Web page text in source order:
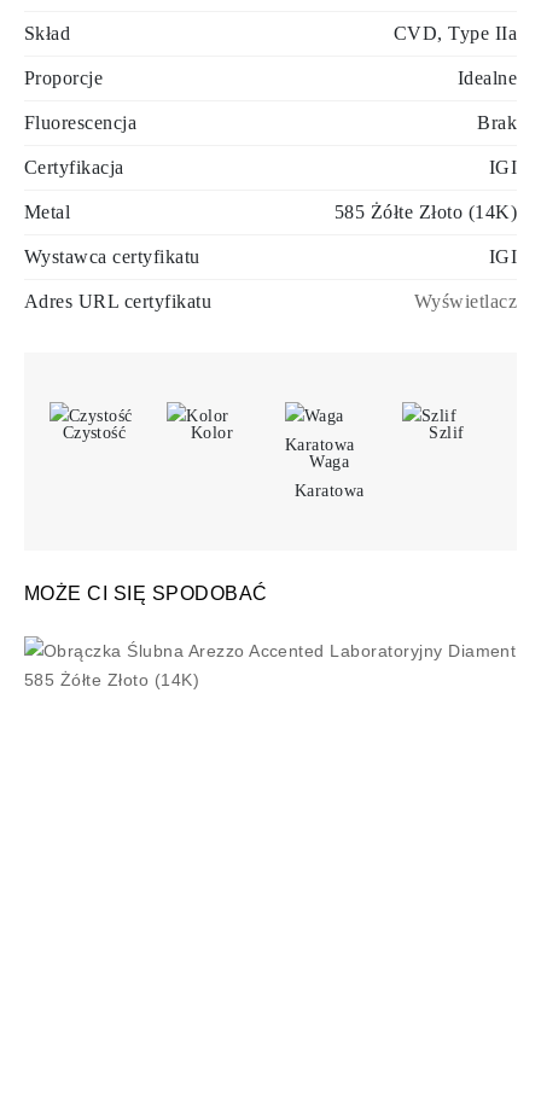
Skład CVD, Type IIa
Proporcje Idealne
Fluorescencja Brak
Certyfikacja IGI
Metal 585 Żółte Złoto (14K)
Wystawca certyfikatu IGI
Adres URL certyfikatu Wyświetlacz
Czystość
Kolor
Waga
Karatowa
Szlif
MOŻE CI SIĘ SPODOBAĆ